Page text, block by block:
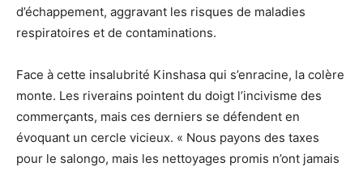
d’échappement, aggravant les risques de maladies
respiratoires et de contaminations.
Face à cette insalubrité Kinshasa qui s’enracine, la colère
monte. Les riverains pointent du doigt l’incivisme des
commerçants, mais ces derniers se défendent en
évoquant un cercle vicieux. « Nous payons des taxes
pour le salongo, mais les nettoyages promis n’ont jamais